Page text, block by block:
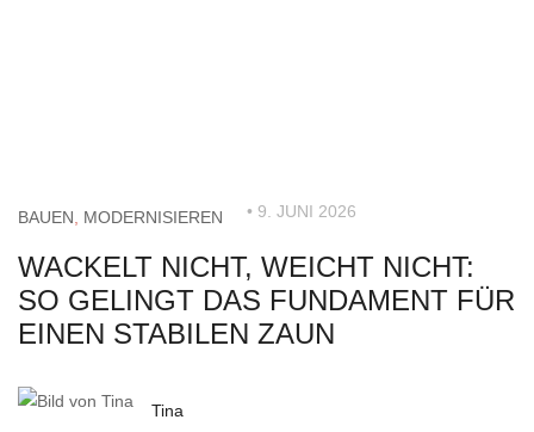
BAUEN MODERNISIEREN • 9. JUNI 2026
WACKELT NICHT, WEICHT NICHT:
SO GELINGT DAS FUNDAMENT FÜR
EINEN STABILEN ZAUN
Tina